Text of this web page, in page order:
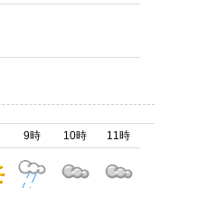
9時 10時 11時